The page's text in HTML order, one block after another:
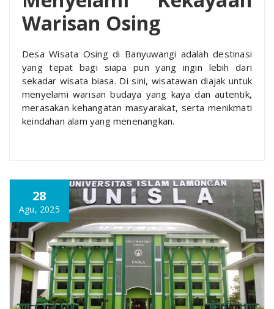
Warisan Osing
Desa Wisata Osing di Banyuwangi adalah destinasi
yang tepat bagi siapa pun yang ingin lebih dari
sekadar wisata biasa. Di sini, wisatawan diajak untuk
menyelami warisan budaya yang kaya dan autentik,
merasakan kehangatan masyarakat, serta menikmati
keindahan alam yang menenangkan.
28
Agu, 2025